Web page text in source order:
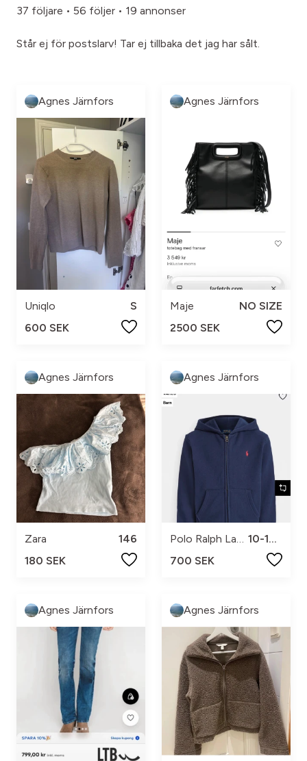
37 följare • 56 följer • 19 annonser
Står ej för postslarv! Tar ej tillbaka det jag har sålt.
Agnes Järnfors
Uniqlo
S
600 SEK
Agnes Järnfors
Maje
NO SIZE
2500 SEK
Agnes Järnfors
Zara
146
180 SEK
Agnes Järnfors
10-12 M
700 SEK
Agnes Järnfors Agnes Järnfors